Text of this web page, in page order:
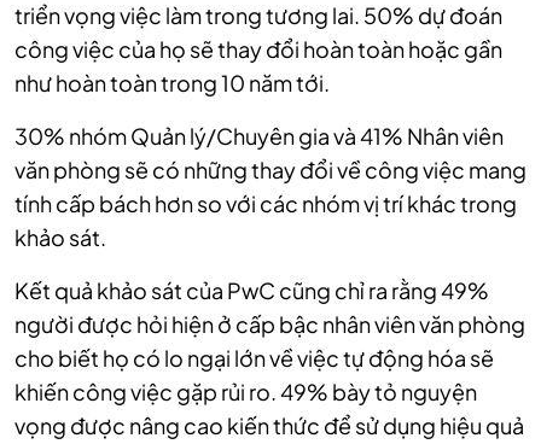
triển vọng việc làm trong tương lai. 50% dự đoán
công việc của họ sẽ thay đổi hoàn toàn hoặc gần
như hoàn toàn trong 10 năm tới.
30% nhóm Quản lý/Chuyên gia và 41% Nhân viên
văn phòng sẽ có những thay đổi về công việc mang
tính cấp bách hơn so với các nhóm vị trí khác trong
khảo sát.
Kết quả khảo sát của PwC cũng chỉ ra rằng 49%
người được hỏi hiện ở cấp bậc nhân viên văn phòng
cho biết họ có lo ngại lớn về việc tự động hóa sẽ
khiến công việc gặp rủi ro. 49% bày tỏ nguyện
vọng được nâng cao kiến thức để sử dụng hiệu quả